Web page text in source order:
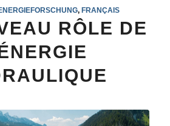
, FRANÇAIS
RÔLE DE